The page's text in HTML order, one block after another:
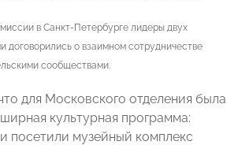
в Санкт-Петербурге лидеры двух
договорились о взаимном сотрудничестве
сообществами.
для Московского отделения была
культурная программа:
посетили музейный комплекс